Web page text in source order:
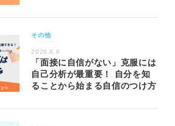
その他
2026.8.6
「面接に自信がない」克服には
自己分析が最重要！ 自分を知
ることから始まる自信のつけ方